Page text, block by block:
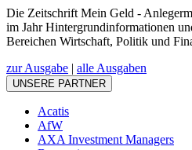
Die Zeitschrift Mein Geld -
im Jahr Hintergrundinformationen
Bereichen Wirtschaft, Politik und
zur Ausgabe | alle Ausgaben
UNSERE PARTNER
Acatis
AfW
AXA Investment Managers